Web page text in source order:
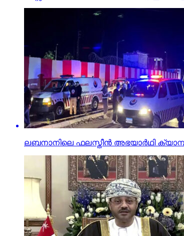
ലബനാനിലെ ഫലസ്തീന്‍ അഭയാര്‍ഥി